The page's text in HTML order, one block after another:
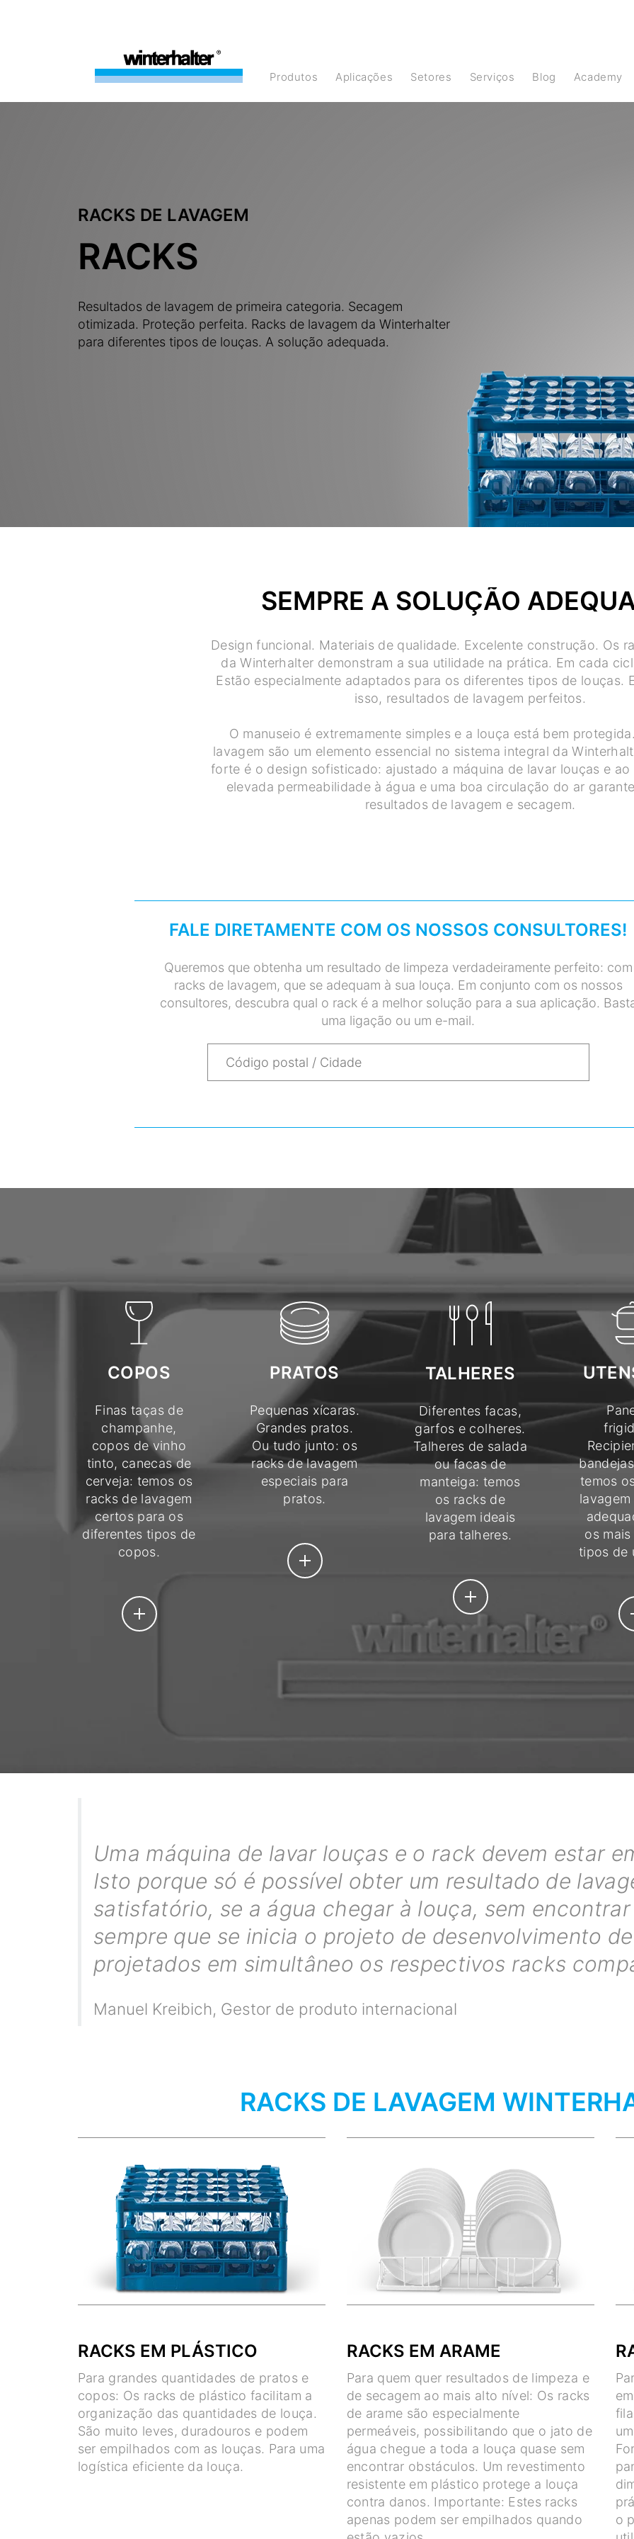
Produtos Aplicações Setores Serviços Blog Academy
RACKS DE LAVAGEM
RACKS
Resultados de lavagem de primeira categoria. Secagem
otimizada. Proteção perfeita. Racks de lavagem da Winterhalter
para diferentes tipos de louças. A solução adequada.
SEMPRE A SOLUÇÃO
Design funcional. Materiais de qualidade. Excelente construção. Os
da Winterhalter demonstram a sua utilidade na prática. Em cada
Estão especialmente adaptados para os diferentes tipos de louças.
isso, resultados de lavagem perfeitos.
O manuseio é extremamente simples e a louça está bem
lavagem são um elemento essencial no sistema integral da
forte é o design sofisticado: ajustado a máquina de lavar louças e
elevada permeabilidade à água e uma boa circulação do ar
resultados de lavagem e secagem.
FALE DIRETAMENTE COM OS NOSSOS CONSULTORES!
Queremos que obtenha um resultado de limpeza verdadeiramente perfeito: com
racks de lavagem, que se adequam à sua louça. Em conjunto com os nossos
consultores, descubra qual o rack é a melhor solução para a sua aplicação.
uma ligação ou um e-mail.
COPOS
Finas taças de
champanhe,
copos de vinho
tinto, canecas de
cerveja: temos os
racks de lavagem
certos para os
diferentes tipos de
copos.
PRATOS
Pequenas xícaras.
Grandes pratos.
Ou tudo junto: os
racks de lavagem
especiais para
pratos.
TALHERES
Diferentes facas,
garfos e colheres.
Talheres de salada
ou facas de
manteiga: temos
os racks de
lavagem ideais
para talheres.
temos
os
tipos de
Uma máquina de lavar louças e o rack devem estar
Isto porque só é possível obter um resultado de
satisfatório, se a água chegar à louça, sem
sempre que se inicia o projeto de desenvolvimento
projetados em simultâneo os respectivos racks
Manuel Kreibich, Gestor de produto internacional
RACKS DE LAVAGEM
RACKS EM PLÁSTICO
Para grandes quantidades de pratos e
copos: Os racks de plástico facilitam a
organização das quantidades de louça.
São muito leves, duradouros e podem
ser empilhados com as louças. Para uma
logística eficiente da louça.
RACKS EM ARAME
Para quem quer resultados de limpeza e
de secagem ao mais alto nível: Os racks
de arame são especialmente
permeáveis, possibilitando que o jato de
água chegue a toda a louça quase sem
encontrar obstáculos. Um revestimento
resistente em plástico protege a louça
contra danos. Importante: Estes racks
apenas podem ser empilhados quando
o